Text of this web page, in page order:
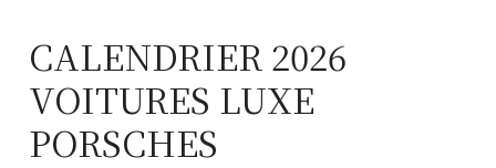
CALENDRIER 2026
VOITURES LUXE
PORSCHES